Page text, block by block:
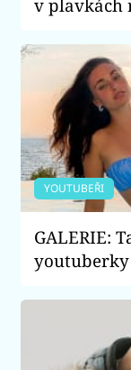
v plavkách
YOUTUBEŘI
GALERIE:
youtuberky